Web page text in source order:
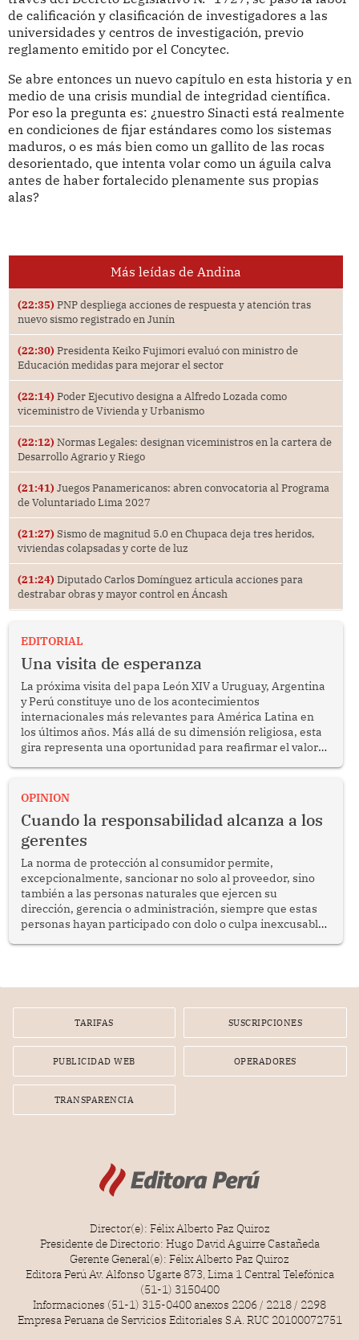
de calificación y clasificación de investigadores a las
universidades y centros de investigación, previo
reglamento emitido por el Concytec.
Se abre entonces un nuevo capítulo en esta historia y en
medio de una crisis mundial de integridad científica.
Por eso la pregunta es: ¿nuestro Sinacti está realmente
en condiciones de fijar estándares como los sistemas
maduros, o es más bien como un gallito de las rocas
desorientado, que intenta volar como un águila calva
antes de haber fortalecido plenamente sus propias
alas?
Más leídas de Andina
(22:35) PNP despliega acciones de respuesta y atención tras
nuevo sismo registrado en Junín
(22:30) Presidenta Keiko Fujimori evaluó con ministro de
Educación medidas para mejorar el sector
(22:14) Poder Ejecutivo designa a Alfredo Lozada como
viceministro de Vivienda y Urbanismo
(22:12) Normas Legales: designan viceministros en la cartera de
Desarrollo Agrario y Riego
(21:41) Juegos Panamericanos: abren convocatoria al Programa
de Voluntariado Lima 2027
(21:27) Sismo de magnitud 5.0 en Chupaca deja tres heridos,
viviendas colapsadas y corte de luz
(21:24) Diputado Carlos Domínguez articula acciones para
destrabar obras y mayor control en Áncash
EDITORIAL
Una visita de esperanza
La próxima visita del papa León XIV a Uruguay, Argentina
y Perú constituye uno de los acontecimientos
internacionales más relevantes para América Latina en
los últimos años. Más allá de su dimensión religiosa, esta
gira representa una oportunidad para reafirmar el valor
enfrenta desafíos en materia de desarrollo, cohesión
OPINION
Cuando la responsabilidad alcanza a los
gerentes
La norma de protección al consumidor permite,
excepcionalmente, sancionar no solo al proveedor, sino
también a las personas naturales que ejercen su
dirección, gerencia o administración, siempre que estas
personas hayan participado con dolo o culpa inexcusable
por la frustrada realización de un meet and greet con
TARIFAS SUSCRIPCIONES
PUBLICIDAD WEB OPERADORES
TRANSPARENCIA
Director(e): Félix Alberto Paz Quiroz
Presidente de Directorio: Hugo David Aguirre Castañeda
Gerente General(e): Félix Alberto Paz Quiroz
Editora Perú Av. Alfonso Ugarte 873, Lima 1 Central Telefónica
(51-1) 3150400
Informaciones (51-1) 315-0400 anexos 2206 / 2218 / 2298
Empresa Peruana de Servicios Editoriales S.A. RUC 20100072751